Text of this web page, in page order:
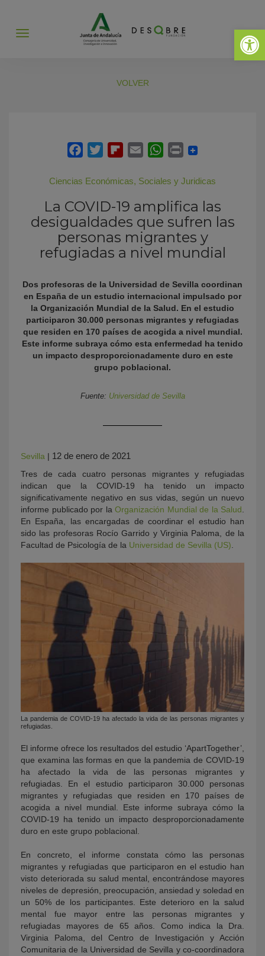
Abrir
Abrir
VOLVER
Ciencias Económicas, Sociales y Juridicas
La COVID-19 amplifica las
desigualdades que sufren las
personas migrantes y
refugiadas a nivel mundial
Dos profesoras de la Universidad de Sevilla coordinan
en España de un estudio internacional impulsado por
la Organización Mundial de la Salud. En el estudio
participaron 30.000 personas migrantes y refugiadas
que residen en 170 países de acogida a nivel mundial.
Este informe subraya cómo esta enfermedad ha tenido
un impacto desproporcionadamente duro en este
grupo poblacional.
Fuente: Universidad de Sevilla
Sevilla | 12 de enero de 2021
Tres de cada cuatro personas migrantes y refugiadas
indican que la COVID-19 ha tenido un impacto
significativamente negativo en sus vidas, según un nuevo
informe publicado por la Organización Mundial de la Salud
En España, las encargadas de coordinar el estudio han
sido las profesoras Rocío Garrido y Virginia Paloma, de la
Facultad de Psicología de la Universidad de Sevilla (US)
La pandemia de COVID-19 ha afectado la vida de las personas migrantes y
refugiadas.
El informe ofrece los resultados del estudio ‘ApartTogether’,
que examina las formas en que la pandemia de COVID-19
ha afectado la vida de las personas migrantes y
refugiadas. En el estudio participaron 30.000 personas
migrantes y refugiadas que residen en 170 países de
acogida a nivel mundial. Este informe subraya cómo la
COVID-19 ha tenido un impacto desproporcionadamente
duro en este grupo poblacional.
En concreto, el informe constata cómo las personas
migrantes y refugiadas que participaron en el estudio han
visto deteriorada su salud mental, encontrándose mayores
niveles de depresión, preocupación, ansiedad y soledad en
un 50% de los participantes. Este deterioro en la salud
mental fue mayor entre las personas migrantes y
refugiadas mayores de 65 años. Como indica la Dra.
Virginia Paloma, del Centro de Investigación y Acción
Comunitaria de la Universidad de Sevilla y co-coordinadora